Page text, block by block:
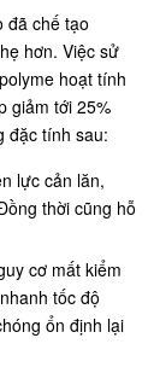
đã chế tạo
hơn. Việc sử
hoạt tính
giảm tới 25%
đặc tính sau:
lực cản lăn,
thời cũng hỗ
cơ mất kiểm
tốc độ
ổn định lại